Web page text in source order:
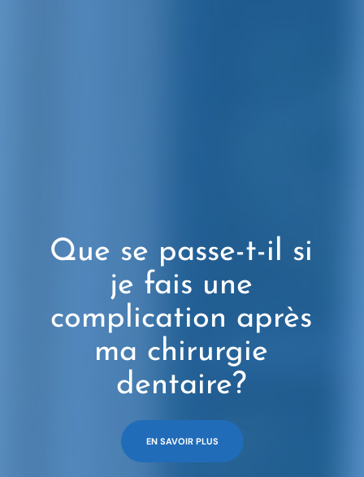
Que se passe-t-il si
je fais une
complication après
ma chirurgie
dentaire?
EN SAVOIR PLUS